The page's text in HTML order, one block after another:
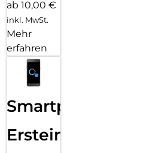
ab 10,00 €
inkl. MwSt.
Mehr
erfahren
Smartphone
Ersteinrichtung